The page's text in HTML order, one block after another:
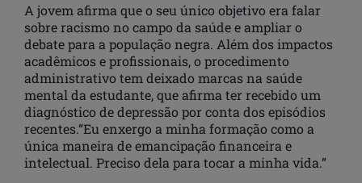
A jovem afirma que o seu único objetivo era falar
sobre racismo no campo da saúde e ampliar o
debate para a população negra. Além dos impactos
acadêmicos e profissionais, o procedimento
administrativo tem deixado marcas na saúde
mental da estudante, que afirma ter recebido um
diagnóstico de depressão por conta dos episódios
recentes.“Eu enxergo a minha formação como a
única maneira de emancipação financeira e
intelectual. Preciso dela para tocar a minha vida.”